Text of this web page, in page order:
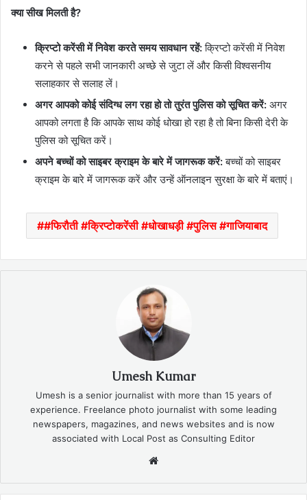
क्या सीख मिलती है?
क्रिप्टो करेंसी में निवेश करते समय सावधान रहें:क्रिप्टो करेंसी में निवेश
करने से पहले सभी जानकारी अच्छे से जुटा लें और किसी विश्वसनीय
सलाहकार से सलाह लें।
अगर आपको कोई संदिग्ध लग रहा हो तो तुरंत पुलिस को सूचित करें: अगर
आपको लगता है कि आपके साथ कोई धोखा हो रहा है तो बिना किसी देरी के
पुलिस को सूचित करें।
अपने बच्चों को साइबर क्राइम के बारे में जागरूक करें:बच्चों को साइबर
क्राइम के बारे में जागरूक करें और उन्हें ऑनलाइन सुरक्षा के बारे में बताएं।
#फिरौती #क्रिप्टोकरेंसी #धोखाधड़ी #पुलिस #गाजियाबाद
Umesh Kumar
Umesh is a senior journalist with more than 15 years of
experience. Freelance photo journalist with some leading
newspapers, magazines, and news websites and is now
associated with Local Post as Consulting Editor